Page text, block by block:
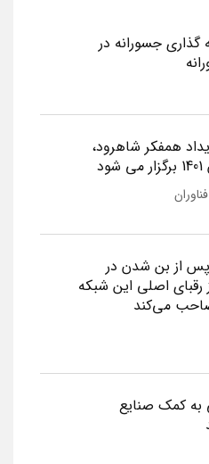
گذاری جسورانه در
همفکر شاهرود،
پس از بن شدن در
رقبای اصلی این شبکه
می‌کند
به کمک صنایع